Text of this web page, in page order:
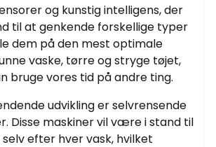
og kunstig intelligens, der
til at genkende forskellige typer
dem på den mest optimale
vaske, tørre og stryge tøjet,
bruge vores tid på andre ting.
udvikling er selvrensende
Disse maskiner vil være i stand til
efter hver vask, hvilket